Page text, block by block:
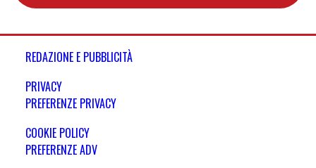
REDAZIONE E PUBBLICITÀ
PRIVACY
PREFERENZE PRIVACY
COOKIE POLICY
PREFERENZE ADV